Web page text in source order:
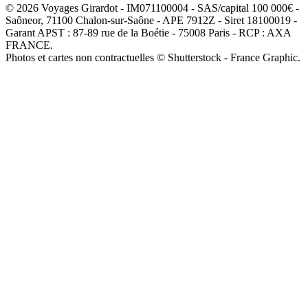
© 2026 Voyages Girardot - IM071100004 - SAS/capital 100 000€ -
Saôneor, 71100 Chalon-sur-Saône - APE 7912Z - Siret 18100019 -
Garant APST : 87-89 rue de la Boétie - 75008 Paris - RCP : AXA
FRANCE.
Photos et cartes non contractuelles © Shutterstock - France Graphic.